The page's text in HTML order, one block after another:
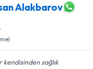
Alakbarov
kendisinden sağlık